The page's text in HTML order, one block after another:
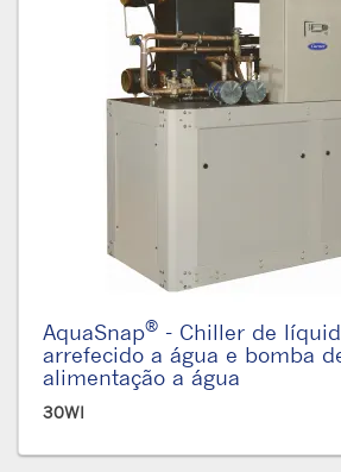
AquaSnap® - Chiller de
arrefecido a água e bomba
alimentação a água
30WI